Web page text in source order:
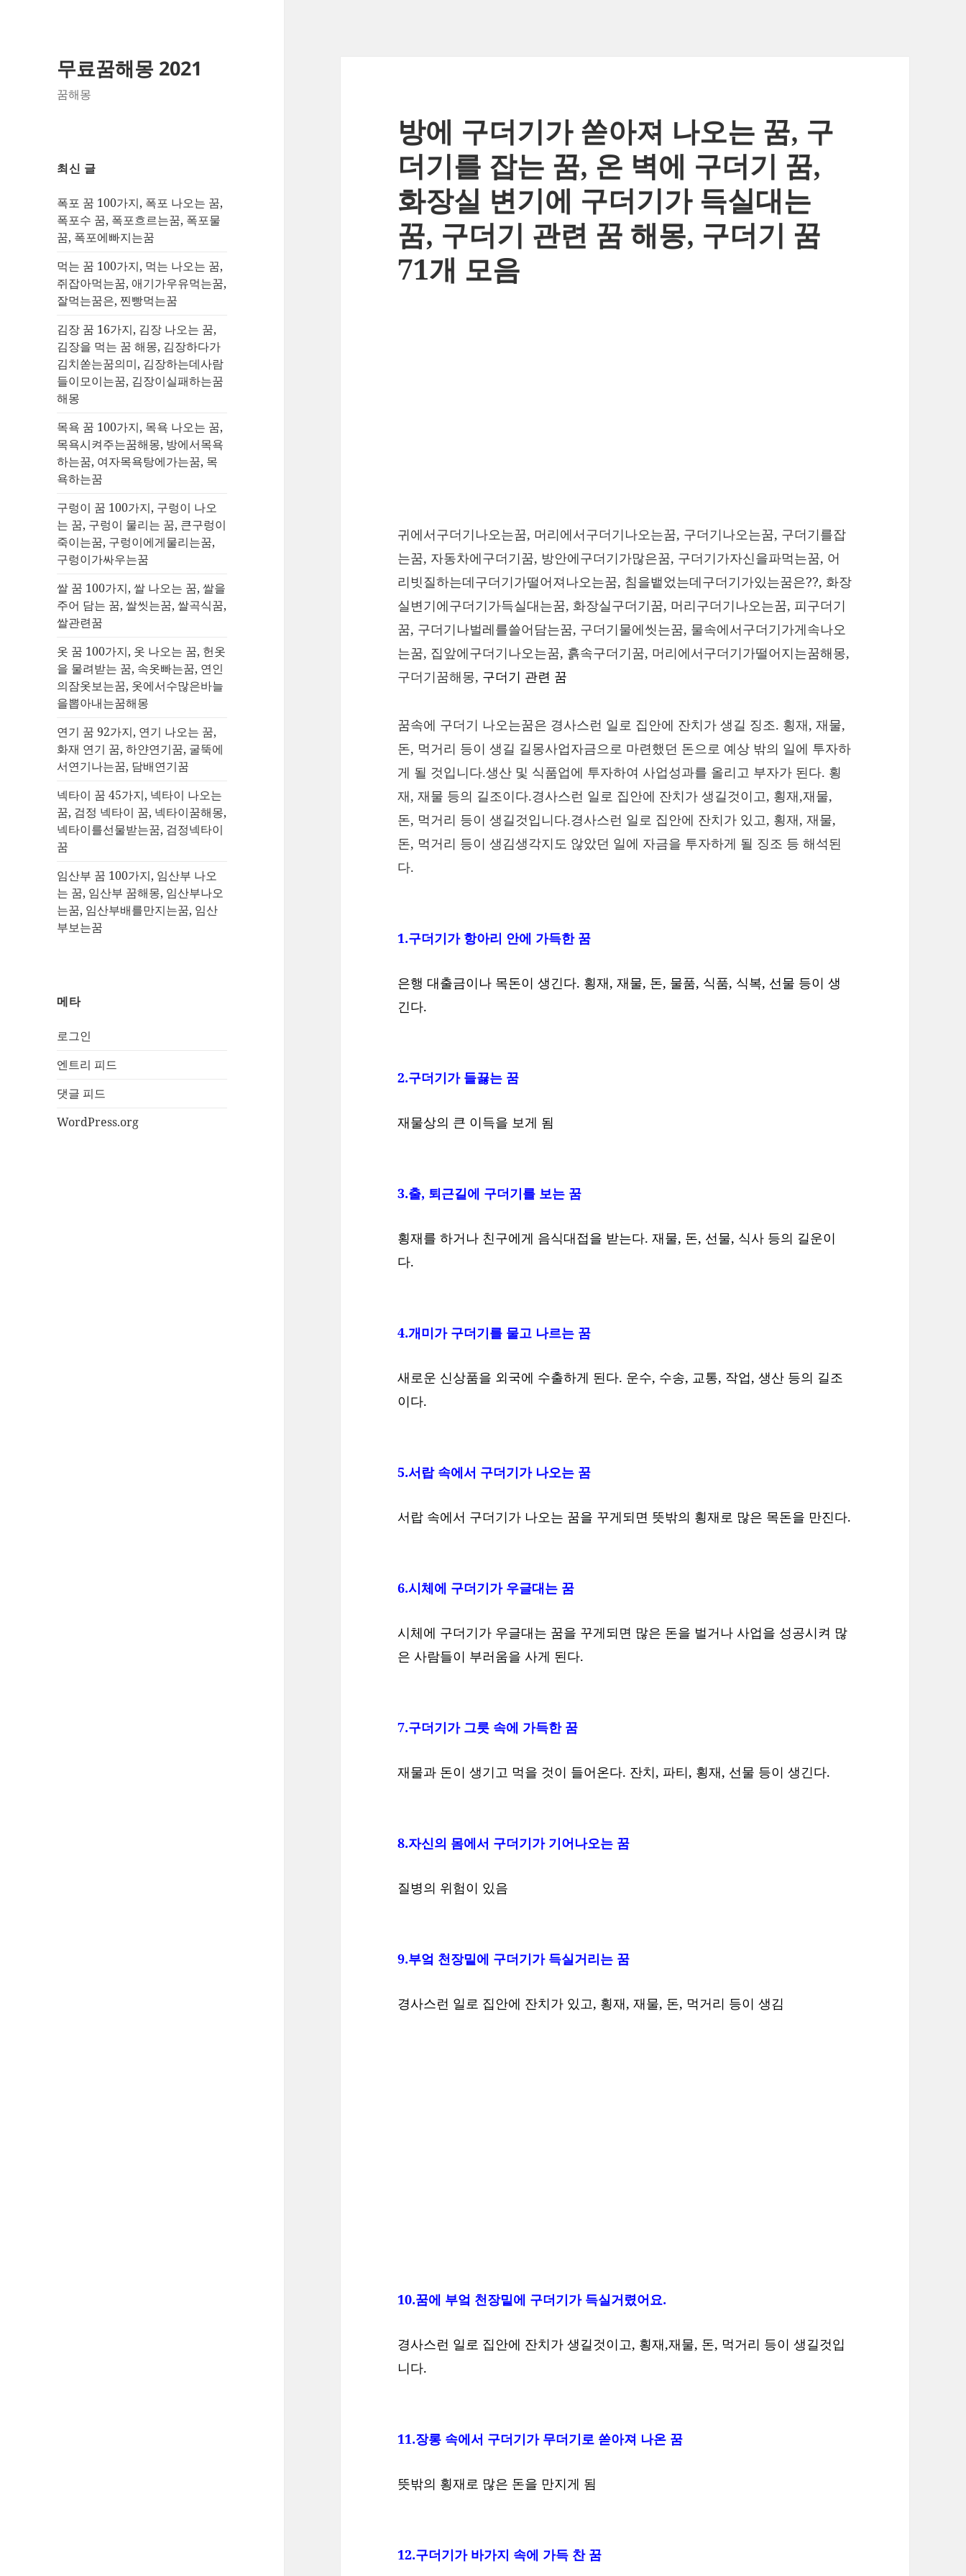
무료꿈해몽 2021
꿈해몽
최신 글
폭포 꿈 100가지, 폭포 나오는 꿈,
폭포수 꿈, 폭포흐르는꿈, 폭포물
꿈, 폭포에빠지는꿈
먹는 꿈 100가지, 먹는 나오는 꿈,
쥐잡아먹는꿈, 애기가우유먹는꿈,
잘먹는꿈은, 찐빵먹는꿈
김장 꿈 16가지, 김장 나오는 꿈,
김장을 먹는 꿈 해몽, 김장하다가
김치쏟는꿈의미, 김장하는데사람
들이모이는꿈, 김장이실패하는꿈
해몽
목욕 꿈 100가지, 목욕 나오는 꿈,
목욕시켜주는꿈해몽, 방에서목욕
하는꿈, 여자목욕탕에가는꿈, 목
욕하는꿈
구렁이 꿈 100가지, 구렁이 나오
는 꿈, 구렁이 물리는 꿈, 큰구렁이
죽이는꿈, 구렁이에게물리는꿈,
구렁이가싸우는꿈
쌀 꿈 100가지, 쌀 나오는 꿈, 쌀을
주어 담는 꿈, 쌀씻는꿈, 쌀곡식꿈,
쌀관련꿈
옷 꿈 100가지, 옷 나오는 꿈, 헌옷
을 물려받는 꿈, 속옷빠는꿈, 연인
의잠옷보는꿈, 옷에서수많은바늘
을뽑아내는꿈해몽
연기 꿈 92가지, 연기 나오는 꿈,
화재 연기 꿈, 하얀연기꿈, 굴뚝에
서연기나는꿈, 담배연기꿈
넥타이 꿈 45가지, 넥타이 나오는
꿈, 검정 넥타이 꿈, 넥타이꿈해몽,
넥타이를선물받는꿈, 검정넥타이
꿈
임산부 꿈 100가지, 임산부 나오
는 꿈, 임산부 꿈해몽, 임산부나오
는꿈, 임산부배를만지는꿈, 임산
부보는꿈
메타
로그인
엔트리 피드
댓글 피드
WordPress.org
방에 구더기가 쏟아져 나오는 꿈, 구
더기를 잡는 꿈, 온 벽에 구더기 꿈,
화장실 변기에 구더기가 득실대는
꿈, 구더기 관련 꿈 해몽, 구더기 꿈
71개 모음
귀에서구더기나오는꿈, 머리에서구더기나오는꿈, 구더기나오는꿈, 구더기를잡
는꿈, 자동차에구더기꿈, 방안에구더기가많은꿈, 구더기가자신을파먹는꿈, 어
리빗질하는데구더기가떨어져나오는꿈, 침을뱉었는데구더기가있는꿈은??, 화장
실변기에구더기가득실대는꿈, 화장실구더기꿈, 머리구더기나오는꿈, 피구더기
꿈, 구더기나벌레를쓸어담는꿈, 구더기물에씻는꿈, 물속에서구더기가게속나오
는꿈, 집앞에구더기나오는꿈, 흙속구더기꿈, 머리에서구더기가떨어지는꿈해몽,
구더기꿈해몽, 구더기 관련 꿈
꿈속에 구더기 나오는꿈은 경사스런 일로 집안에 잔치가 생길 징조. 횡재, 재물,
돈, 먹거리 등이 생길 길몽사업자금으로 마련했던 돈으로 예상 밖의 일에 투자하
게 될 것입니다.생산 및 식품업에 투자하여 사업성과를 올리고 부자가 된다. 횡
재, 재물 등의 길조이다.경사스런 일로 집안에 잔치가 생길것이고, 횡재,재물,
돈, 먹거리 등이 생길것입니다.경사스런 일로 집안에 잔치가 있고, 횡재, 재물,
돈, 먹거리 등이 생김생각지도 않았던 일에 자금을 투자하게 될 징조 등 해석된
다.
1.구더기가 항아리 안에 가득한 꿈
은행 대출금이나 목돈이 생긴다. 횡재, 재물, 돈, 물품, 식품, 식복, 선물 등이 생
긴다.
2.구더기가 들끓는 꿈
재물상의 큰 이득을 보게 됨
3.출, 퇴근길에 구더기를 보는 꿈
횡재를 하거나 친구에게 음식대접을 받는다. 재물, 돈, 선물, 식사 등의 길운이
다.
4.개미가 구더기를 물고 나르는 꿈
새로운 신상품을 외국에 수출하게 된다. 운수, 수송, 교통, 작업, 생산 등의 길조
이다.
5.서랍 속에서 구더기가 나오는 꿈
서랍 속에서 구더기가 나오는 꿈을 꾸게되면 뜻밖의 횡재로 많은 목돈을 만진다.
6.시체에 구더기가 우글대는 꿈
시체에 구더기가 우글대는 꿈을 꾸게되면 많은 돈을 벌거나 사업을 성공시켜 많
은 사람들이 부러움을 사게 된다.
7.구더기가 그릇 속에 가득한 꿈
재물과 돈이 생기고 먹을 것이 들어온다. 잔치, 파티, 횡재, 선물 등이 생긴다.
8.자신의 몸에서 구더기가 기어나오는 꿈
질병의 위험이 있음
9.부엌 천장밑에 구더기가 득실거리는 꿈
경사스런 일로 집안에 잔치가 있고, 횡재, 재물, 돈, 먹거리 등이 생김
10.꿈에 부엌 천장밑에 구더기가 득실거렸어요.
경사스런 일로 집안에 잔치가 생길것이고, 횡재,재물, 돈, 먹거리 등이 생길것입
니다.
11.장롱 속에서 구더기가 무더기로 쏟아져 나온 꿈
뜻밖의 횡재로 많은 돈을 만지게 됨
12.구더기가 바가지 속에 가득 찬 꿈